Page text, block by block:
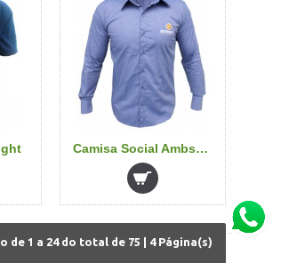
Camisa Social Ambserv
de 1 a 24do total de 75 | 4Página(s)